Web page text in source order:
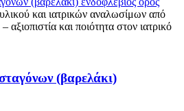
(βαρελάκι)